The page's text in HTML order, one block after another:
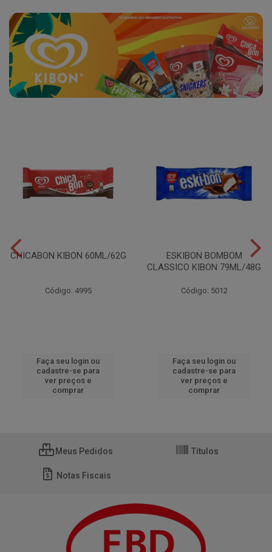
CHICABON KIBON 60ML/62G
Código: 4995
Faça seu login ou
cadastre-se para
ver preços e
comprar
ESKIBON BOMBOM
CLASSICO KIBON 79ML/48G
Código: 5012
Faça seu login ou
cadastre-se para
ver preços e
comprar
Meus Pedidos Títulos
Notas Fiscais